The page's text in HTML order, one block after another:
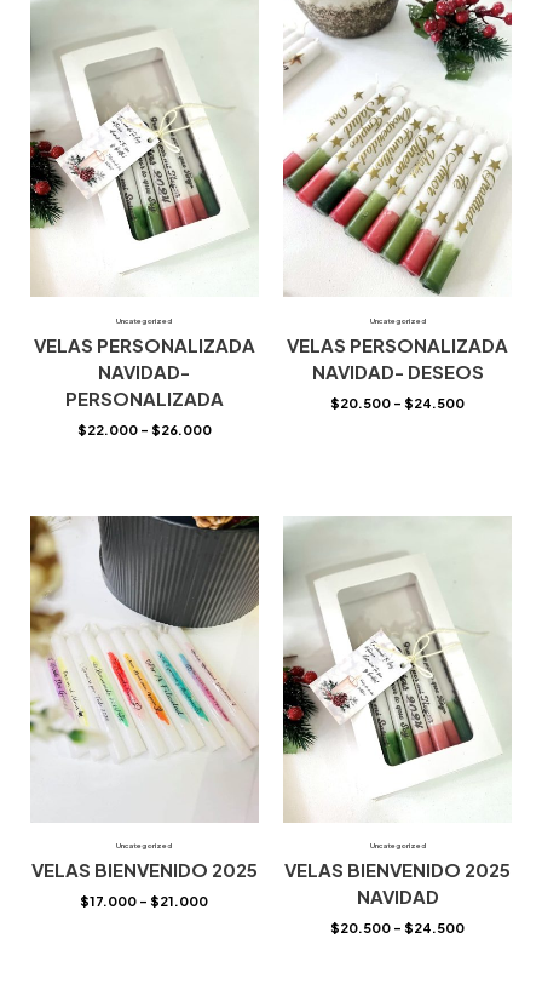
Uncategorized
VELAS PERSONALIZADA
NAVIDAD-
PERSONALIZADA
$22.000– $26.000
Uncategorized
VELAS PERSONALIZADA
NAVIDAD- DESEOS
$20.500 – $24.500
Uncategorized
VELAS BIENVENIDO 2025
$17.000 – $21.000
Uncategorized
VELAS BIENVENIDO 2025
NAVIDAD
$20.500 – $24.500